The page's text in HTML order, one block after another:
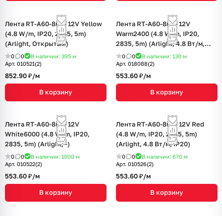
Лента RT-A60-8mm 12V Yellow
(4.8 W/m, IP20, 2835, 5m)
(Arlight, Открытый)
0 0 В наличии: 395 м
Арт. 010521(2)
852.90 ₽/м
В корзину
Лента RT-A60-8mm 12V
Warm2400 (4.8 W/m, IP20,
2835, 5m) (Arlight, 4.8 Вт/м,
IP20)
0 0 В наличии: 130 м
Арт. 018088(2)
553.60 ₽/м
В корзину
Лента RT-A60-8mm 12V
White6000 (4.8 W/m, IP20,
2835, 5m) (Arlight, -)
0 0 В наличии: 1000 м
Арт. 010522(2)
553.60 ₽/м
В корзину
Лента RT-A60-8mm 12V Red
(4.8 W/m, IP20, 2835, 5m)
(Arlight, 4.8 Вт/м, IP20)
0 0 В наличии: 670 м
Арт. 010526(2)
553.60 ₽/м
В корзину